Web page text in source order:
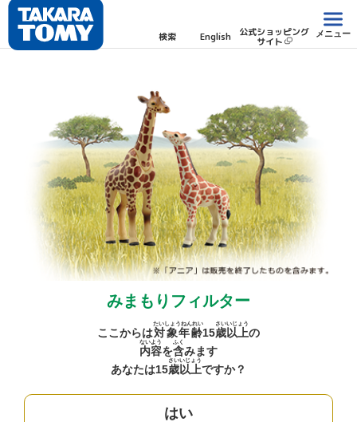
検索 English 公式ショッピング
サイト
メニュー
みまもりフィルター
ここからは対象年齢
たいしょうねんれい
15歳
さい
以上
いじょう
の
内容
ないよう
を含
ふく
みます
あなたは15歳
さい
以上
いじょう
ですか？
はい